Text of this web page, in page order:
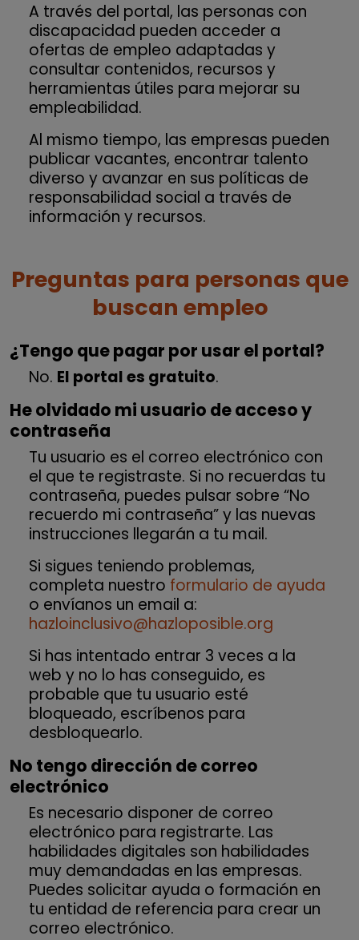
A través del portal, las personas con
discapacidad pueden acceder a
ofertas de empleo adaptadas y
consultar contenidos, recursos y
herramientas útiles para mejorar su
empleabilidad.
Al mismo tiempo, las empresas pueden
publicar vacantes, encontrar talento
diverso y avanzar en sus políticas de
responsabilidad social a través de
información y recursos.
Preguntas para personas que
buscan empleo
¿Tengo que pagar por usar el portal?
No. El portal es gratuito.
He olvidado mi usuario de acceso y
contraseña
Tu usuario es el correo electrónico con
el que te registraste. Si no recuerdas tu
contraseña, puedes pulsar sobre “No
recuerdo mi contraseña” y las nuevas
instrucciones llegarán a tu mail.
Si sigues teniendo problemas,
completa nuestro formulario de ayuda
o envíanos un email a:
hazloinclusivo@hazloposible.org
Si has intentado entrar 3 veces a la
web y no lo has conseguido, es
probable que tu usuario esté
bloqueado, escríbenos para
desbloquearlo.
No tengo dirección de correo
electrónico
Es necesario disponer de correo
electrónico para registrarte. Las
habilidades digitales son habilidades
muy demandadas en las empresas.
Puedes solicitar ayuda o formación en
tu entidad de referencia para crear un
correo electrónico.